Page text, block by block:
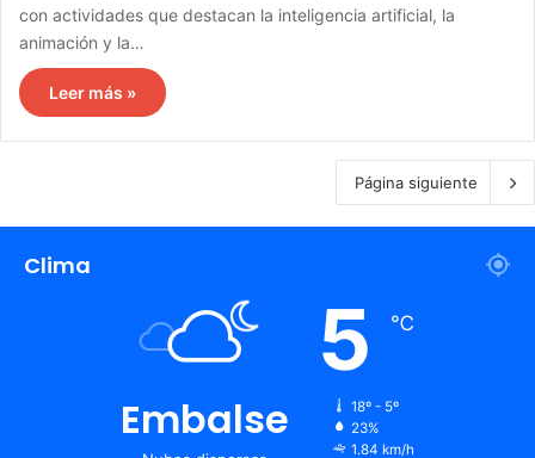
con actividades que destacan la inteligencia artificial, la
animación y la…
Leer más »
Página siguiente
Clima
Embalse
5 ℃
18º - 5º
23%
1.84 km/h